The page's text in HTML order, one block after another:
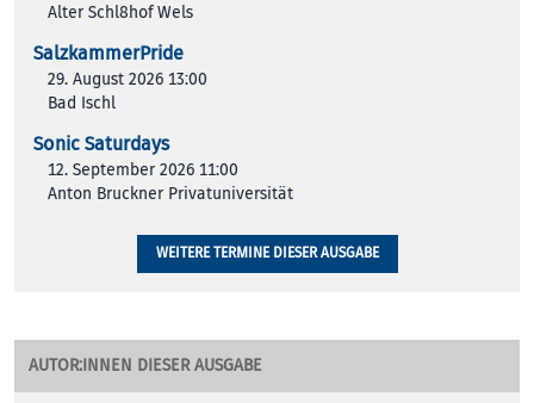
Alter Schl8hof Wels
SalzkammerPride
29. August 2026 13:00
Bad Ischl
Sonic Saturdays
12. September 2026 11:00
Anton Bruckner Privatuniversität
WEITERE TERMINE DIESER AUSGABE
AUTOR:INNEN DIESER AUSGABE